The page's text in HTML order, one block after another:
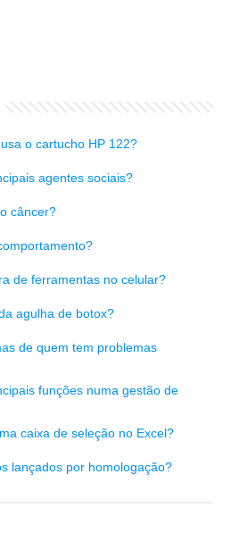
o cartucho HP 122?
agentes sociais?
câncer?
de ferramentas no celular?
agulha de botox?
de quem tem problemas
funções numa gestão de
caixa de seleção no Excel?
lançados por homologação?